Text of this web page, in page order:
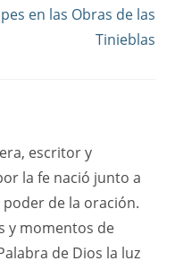
en las Obras de las
Tinieblas
escritor y
la fe nació junto a
de la oración.
y momentos de
de Dios la luz